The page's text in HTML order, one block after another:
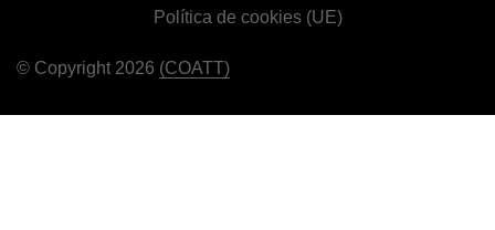
© Copyright 2026 (COATT)
Política de cookies (UE)